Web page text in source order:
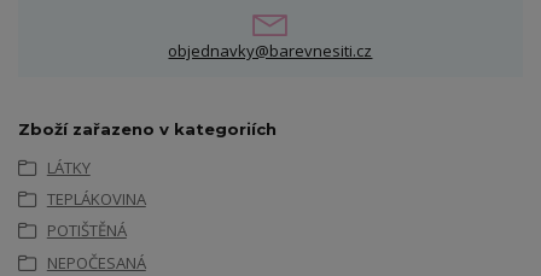
objednavky@barevnesiti.cz
Zboží zařazeno v kategoriích
LÁTKY
TEPLÁKOVINA
POTIŠTĚNÁ
NEPOČESANÁ